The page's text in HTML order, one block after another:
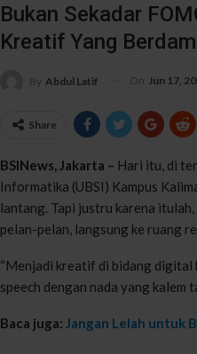
Bukan Sekadar
Kreatif Yang
By Abdul Latif On Jun 17,
Share
BSINews, Jakarta – Hari itu, di
Informatika (UBSI) Kampus
lantang. Tapi justru karena
pelan-pelan, langsung ke ruang
“Menjadi kreatif di bidang digital
speech dengan nada yang kalem
Baca juga: Jangan Lelah untuk